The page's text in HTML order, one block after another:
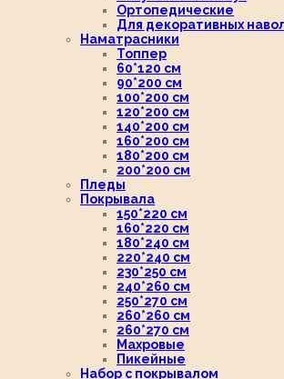
Ортопедические
Для декоративных
Наматрасники
Топпер
60*120 см
90*200 см
100*200 см
120*200 см
140*200 см
160*200 см
180*200 см
200*200 см
Пледы
Покрывала
150*220 см
160*220 см
180*240 см
220*240 см
230*250 см
240*260 см
250*270 см
260*260 см
260*270 см
Махровые
Пикейные
Набор с покрывалом